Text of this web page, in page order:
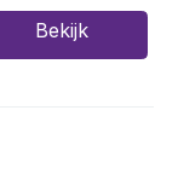
Bekijk